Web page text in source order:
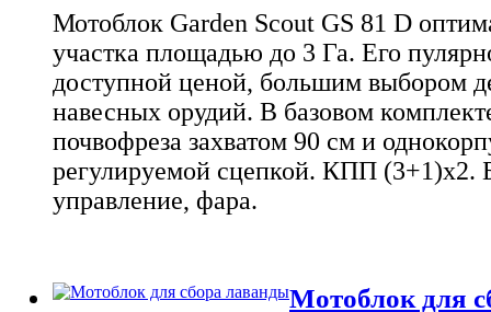
Мотоблок Garden Scout GS 81 D
участка площадью до 3 Га. Его
доступной ценой, большим выбором
навесных орудий. В базовом
почвофреза захватом 90 см и
регулируемой сцепкой. КПП (3+1)х2.
управление, фара.
Мотоблок для